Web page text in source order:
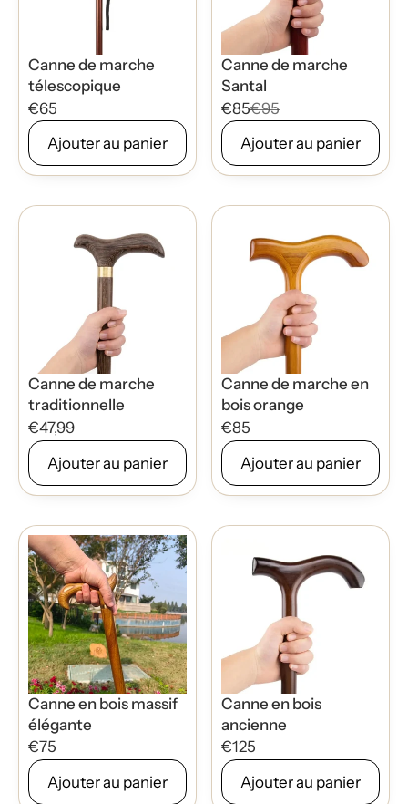
Canne de marche
télescopique
€65
Ajouter au panier
Canne de marche
Santal
€85€95
Ajouter au panier
Canne de marche
traditionnelle
€47,99
Ajouter au panier
Canne de marche en
bois orange
€85
Ajouter au panier
Canne en bois massif
élégante
€75
Ajouter au panier
Canne en bois
ancienne
€125
Ajouter au panier